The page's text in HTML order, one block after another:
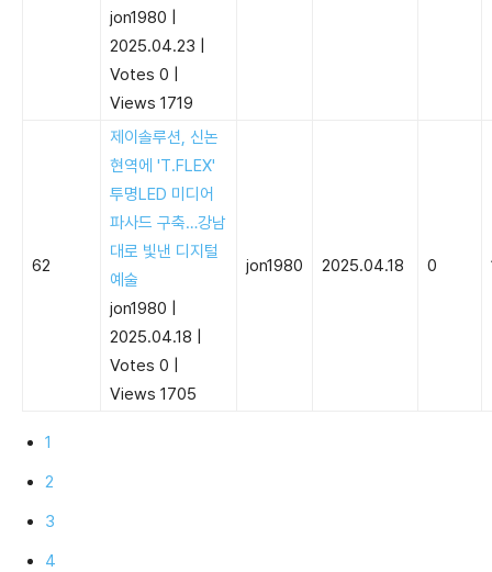
jon1980
2025.04.23
Votes 0
Views 1719
62
제이솔루션, 신논
현역에 'T.FLEX'
투명LED 미디어
파사드 구축…강남
대로 빛낸 디지털
예술
jon1980
2025.04.18
Votes 0
Views 1705
jon1980 2025.04.18 0
1
2
3
4